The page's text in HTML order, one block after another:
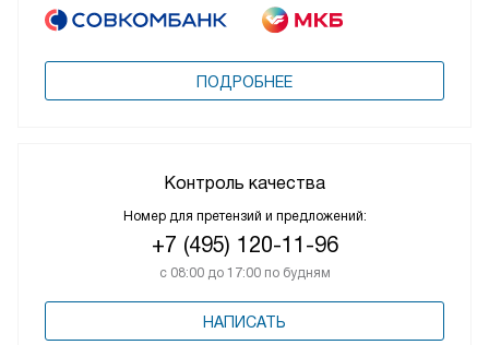
ПОДРОБНЕЕ
Контроль качества
Номер для претензий и предложений:
+7 (495) 120-11-96
с 08:00 до 17:00 по будням
НАПИСАТЬ